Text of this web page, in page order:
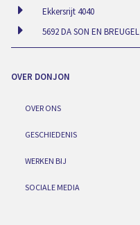
Ekkersrijt 4040
5692 DA SON EN BREUGEL
OVER DONJON
OVER ONS
GESCHIEDENIS
WERKEN BIJ
SOCIALE MEDIA